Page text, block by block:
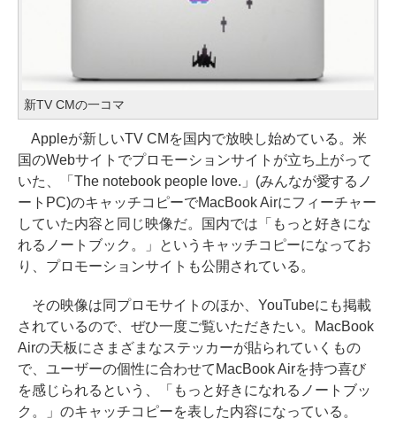
新TV CMの一コマ
Appleが新しいTV CMを国内で放映し始めている。米
国のWebサイトでプロモーションサイトが立ち上がって
いた、「The notebook people love.」(みんなが愛するノ
ートPC)のキャッチコピーでMacBook Airにフィーチャー
していた内容と同じ映像だ。国内では「もっと好きにな
れるノートブック。」というキャッチコピーになってお
り、プロモーションサイトも公開されている。
その映像は同プロモサイトのほか、YouTubeにも掲載
されているので、ぜひ一度ご覧いただきたい。MacBook
Airの天板にさまざまなステッカーが貼られていくもの
で、ユーザーの個性に合わせてMacBook Airを持つ喜び
を感じられるという、「もっと好きになれるノートブッ
ク。」のキャッチコピーを表した内容になっている。